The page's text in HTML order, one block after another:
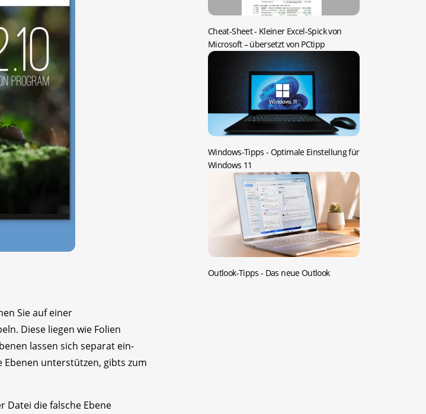
Sie auf einer
Diese liegen wie Folien
lassen sich separat ein-
unterstützen, gibts zum
Datei die falsche Ebene
Cheat-Sheet - Kleiner Excel-Spick von
Microsoft – übersetzt von PCtipp
Windows-Tipps - Optimale Einstellung für
Windows 11
Outlook-Tipps - Das neue Outlook